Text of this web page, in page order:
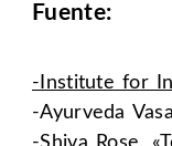
Fuente:
-Institute for
-Ayurveda